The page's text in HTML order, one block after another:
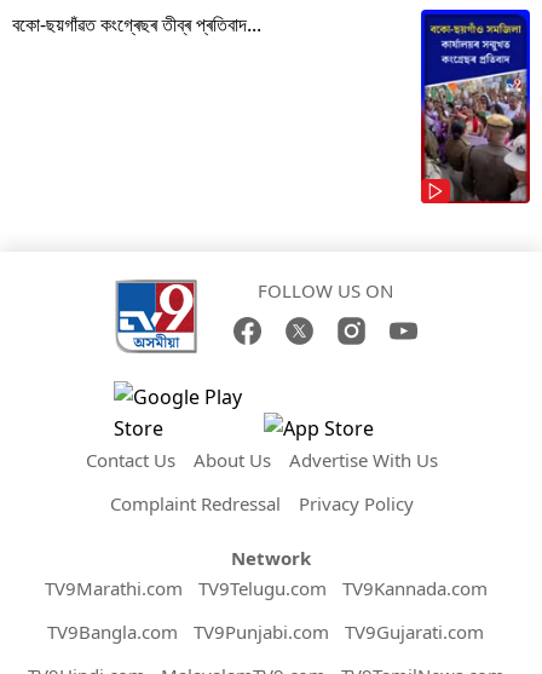
বকো-ছয়গাঁৱত কংগ্ৰেছৰ তীব্ৰ প্ৰতিবাদ...
FOLLOW US ON
Contact Us About Us
Advertise With Us
Complaint Redressal
Privacy Policy
Network
TV9Marathi.com
TV9Telugu.com
TV9Kannada.com
TV9Bangla.com
TV9Punjabi.com
TV9Gujarati.com